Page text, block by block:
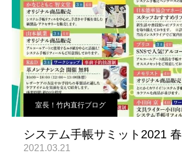
室長！竹内直行ブログ
システム手帳サミット2021 春
2021.03.21